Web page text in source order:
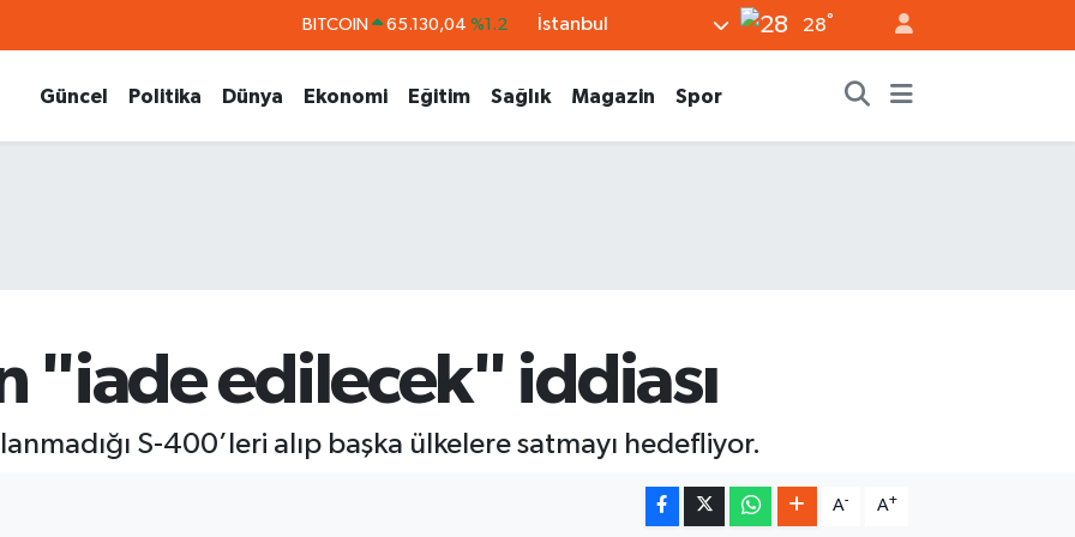
DOLAR 47,7106 %0.17
64,4046
İstanbul 28°
Güncel Politika Dünya Ekonomi Eğitim Sağlık Magazin Spor
"iade edilecek" iddiası
S-400’leri alıp başka ülkelere satmayı hedefliyor.
A- A+